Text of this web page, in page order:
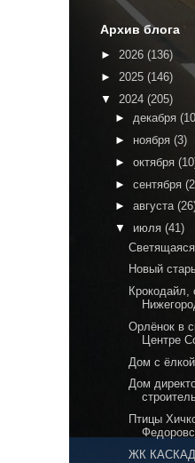
Архив блога
► 2026 (136)
► 2025 (146)
▼ 2024 (205)
► декабря
► ноября (3)
► октября
► сентября
► августа
▼ июля (41)
Новый
Крокодайл,
Орлёнок в
Центре
Дом с
Дом
Птицы
ЖК